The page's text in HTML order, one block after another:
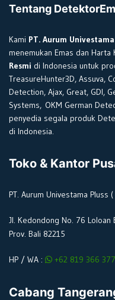
Tentang
Kami PT. Aurum
menemukan Emas dan Harta
Resmi di Indonesia untuk
TreasureHunter3D, Assuva,
Detection, Ajax, Great, GDI,
Systems, OKM German
penyedia segala produk
di Indonesia.
Toko & Kantor
PT. Aurum Univestama Pluss (
Jl. Kedondong No. 76 Loloan
Prov. Bali 82215
HP / WA : +62 819 366
Cabang